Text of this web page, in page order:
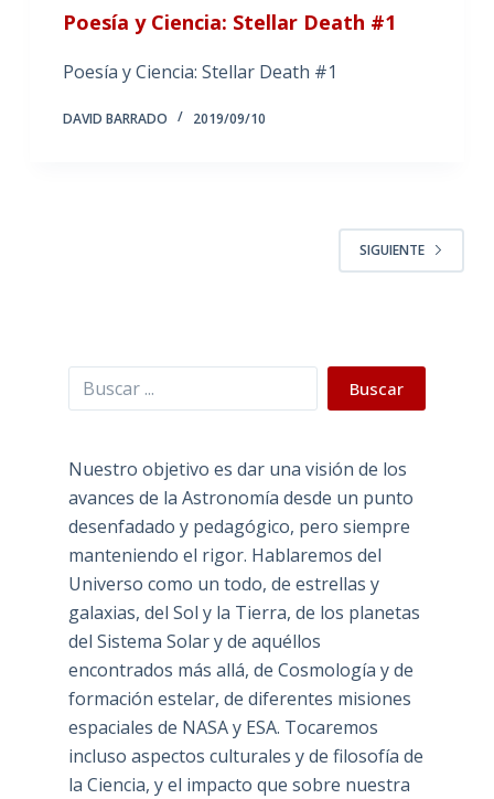
Poesía y Ciencia: Stellar Death #1
Poesía y Ciencia: Stellar Death #1
DAVID BARRADO 2019/09/10
SIGUIENTE
Buscar Buscar
Nuestro objetivo es dar una visión de los
avances de la Astronomía desde un punto
desenfadado y pedagógico, pero siempre
manteniendo el rigor. Hablaremos del
Universo como un todo, de estrellas y
galaxias, del Sol y la Tierra, de los planetas
del Sistema Solar y de aquéllos
encontrados más allá, de Cosmología y de
formación estelar, de diferentes misiones
espaciales de NASA y ESA. Tocaremos
incluso aspectos culturales y de filosofía de
la Ciencia, y el impacto que sobre nuestra